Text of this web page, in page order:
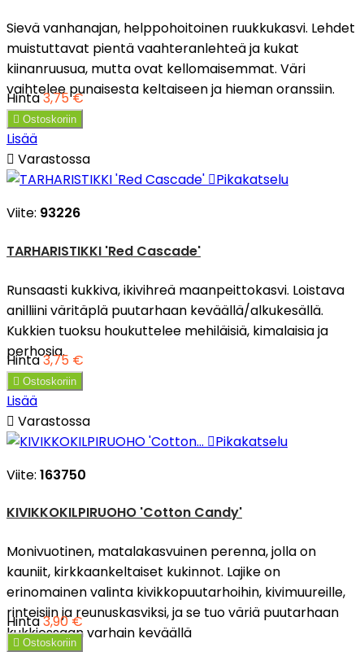
Sievä vanhanajan, helppohoitoinen ruukkukasvi. Lehdet
muistuttavat pientä vaahteranlehteä ja kukat
kiinanruusua, mutta ovat kellomaisemmat. Väri
vaihtelee punaisesta keltaiseen ja hieman oranssiin.
Hinta3,75 €
 Ostoskoriin
Lisää
 Varastossa
Pikakatselu
Viite: 93226
TARHARISTIKKI 'Red Cascade'
Runsaasti kukkiva, ikivihreä maanpeittokasvi. Loistava
anilliini väritäplä puutarhaan keväällä/alkukesällä.
Kukkien tuoksu houkuttelee mehiläisiä, kimalaisia ja
perhosia.
Hinta3,75 €
 Ostoskoriin
Lisää
 Varastossa
Pikakatselu
Viite: 163750
KIVIKKOKILPIRUOHO 'Cotton Candy'
Monivuotinen, matalakasvuinen perenna, jolla on
kauniit, kirkkaankeltaiset kukinnot. Lajike on
erinomainen valinta kivikkopuutarhoihin, kivimuureille,
rinteisiin ja reunuskasviksi, ja se tuo väriä puutarhaan
kukkiessaan varhain keväällä
Hinta3,90 €
 Ostoskoriin